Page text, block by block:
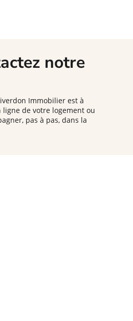
notre
Immobilier est à
de votre logement ou
pas à pas, dans la